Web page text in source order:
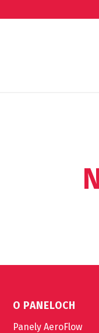
O PANELOCH
Panely AeroFlow